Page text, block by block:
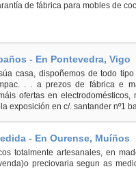
de fábrica para mobles de
- En Pontevedra, Vigo
casa, dispoñemos de todo
. . a prezos de fábrica e
ofertas en
exposición en c/. santander nº1
- En Ourense, Muíños
totalmente artesanales, en
preciovaria segun as